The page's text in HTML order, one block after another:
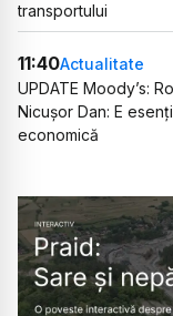
transportului
11:40Actualitate
UPDATE Moody’s:
Nicușor Dan: E
economică